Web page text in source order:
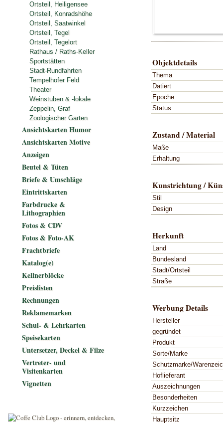
Objektdetails
Thema
Datiert
Epoche
Status
Zustand / Material
Maße
Erhaltung
Kunstrichtung /
Stil
Design
Herkunft
Land
Bundesland
Stadt/Ortsteil
Straße
Werbung Details
Hersteller
gegründet
Produkt
Sorte/Marke
Schutzmarke/
Hoflieferant
Auszeichnungen
Besonderheiten
Kurzzeichen
Hauptsitz
Ortsteil, Heiligensee
Ortsteil, Konradshöhe
Ortsteil, Saatwinkel
Ortsteil, Tegel
Ortsteil, Tegelort
Rathaus / Raths-Keller
Sportstätten
Stadt-Rundfahrten
Tempelhofer Feld
Theater
Weinstuben & -lokale
Zeppelin, Graf
Zoologischer Garten
Ansichtskarten Humor
Ansichtskarten Motive
Anzeigen
Beutel & Tüten
Briefe & Umschläge
Eintrittskarten
Farbdrucke &
Lithographien
Fotos & CDV
Fotos & Foto-AK
Frachtbriefe
Katalog(e)
Kellnerblöcke
Preislisten
Rechnungen
Reklamemarken
Schul- & Lehrkarten
Speisekarten
Untersetzer, Deckel & Filze
Vertreter- und
Visitenkarten
Vignetten